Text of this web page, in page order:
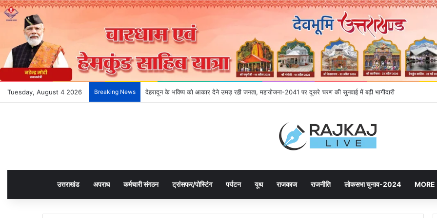
Tuesday, August 4 2026 Breaking News देहरादून के भविष्य को आकार देने उमड़ रही जनता, महायोजना-2041 पर दूसरे चरण की सुनवाई में बढ़ी भागीदारी
उत्तराखंड अपराध कर्मचारी संगठन ट्रांसफर/पोस्टिंग पर्यटन यूथ राजकाज राजनीति लोकसभा चुनाव-2024 MORE